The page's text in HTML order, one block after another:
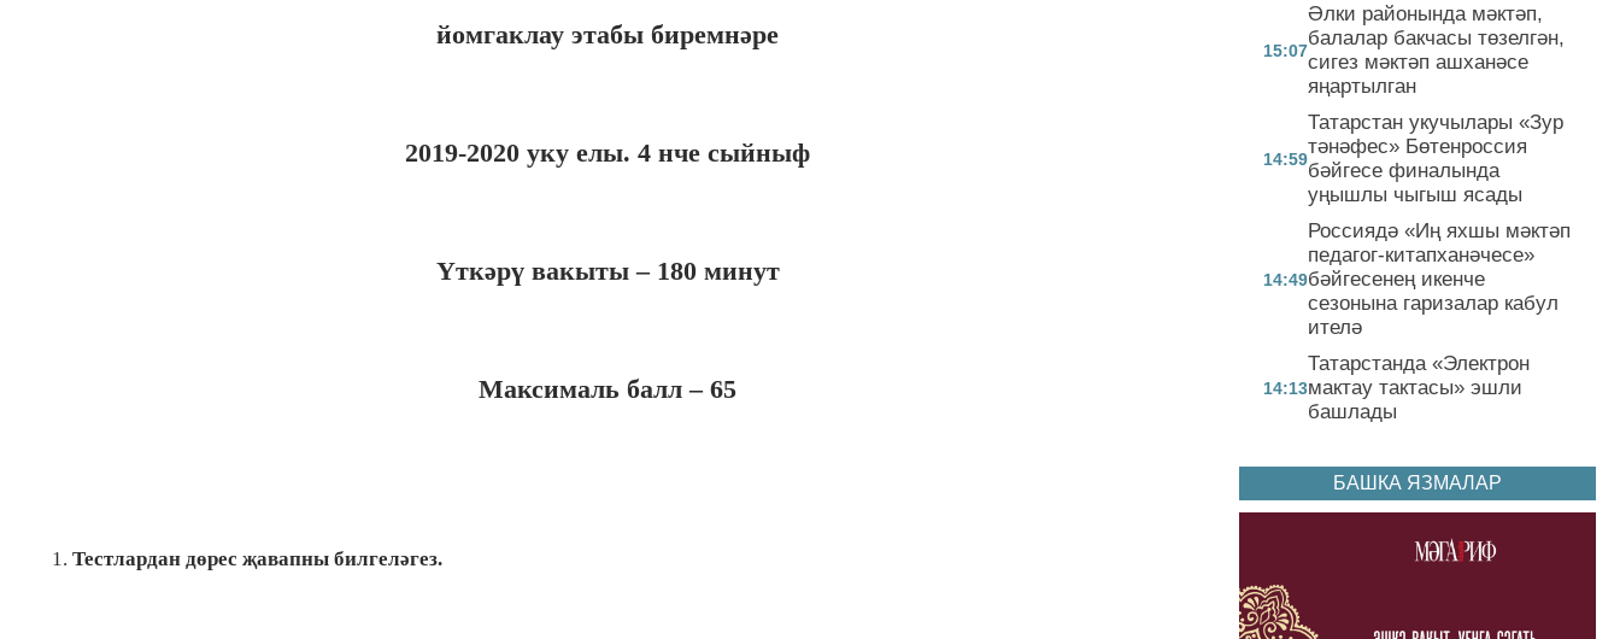
йомгаклау этабы биремнәре
2019-2020 уку елы. 4 нче сыйныф
Үткәрү вакыты – 180 минут
Максималь балл – 65
Тестлардан дөрес җавапны билгеләгез.
15:07
Әлки районында мәктәп,
балалар бакчасы төзелгән,
сигез мәктәп ашханәсе
яңартылган
14:59
Татарстан укучылары «Зур
тәнәфес» Бөтенроссия
бәйгесе финалында
уңышлы чыгыш ясады
14:49
Россиядә «Иң яхшы мәктәп
педагог-китапханәчесе»
бәйгесенең икенче
сезонына гаризалар кабул
ителә
14:13
Татарстанда «Электрон
мактау тактасы» эшли
башлады
БАШКА ЯЗМАЛАР